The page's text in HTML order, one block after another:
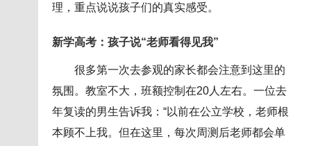
理，重点说说孩子们的真实感受。
新学高考：孩子说“老师看得见我”
很多第一次去参观的家长都会注意到这里的
氛围。教室不大，班额控制在20人左右。一位去
年复读的男生告诉我：“以前在公立学校，老师根
本顾不上我。但在这里，每次周测后老师都会单